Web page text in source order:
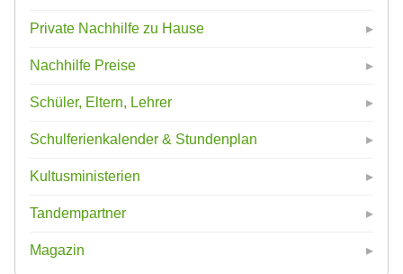
Private Nachhilfe zu Hause
Nachhilfe Preise
Schüler, Eltern, Lehrer
Schulferienkalender & Stundenplan
Kultusministerien
Tandempartner
Magazin